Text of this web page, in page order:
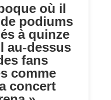
où il
podiums
à quinze
au-dessus
fans
comme
concert